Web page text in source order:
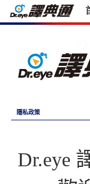
隱私政策
Dr.eye